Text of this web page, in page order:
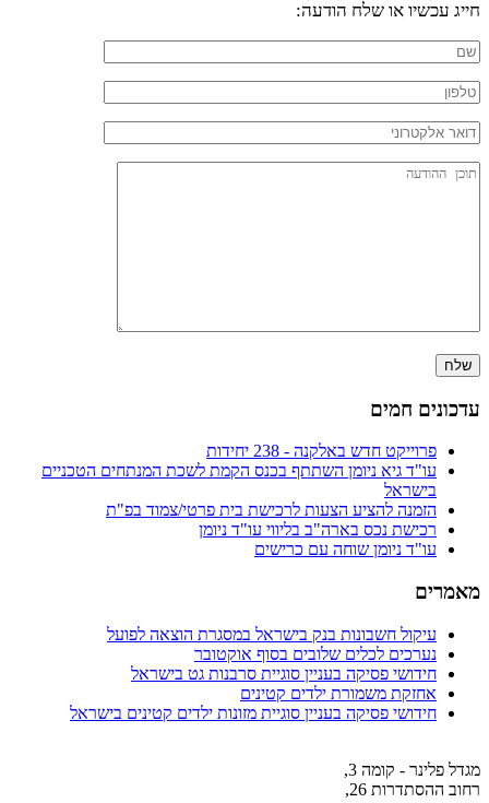
חייג עכשיו או שלח הודעה:
עדכונים חמים
פרוייקט חדש באלקנה - 238 יחידות
עו"ד גיא ניומן השתתף בכנס הקמת לשכת המנתחים הטכניים
בישראל
הזמנה להציע הצעות לרכישת בית פרטי/צמוד בפ"ת
רכישת נכס בארה"ב בליווי עו"ד ניומן
עו"ד ניומן שוחה עם כרישים
מאמרים
עיקול חשבונות בנק בישראל במסגרת הוצאה לפועל
נערכים לכלים שלובים בסוף אוקטובר
חידושי פסיקה בעניין סוגיית סרבנות גט בישראל
אחזקת משמורת ילדים קטינים
חידושי פסיקה בעניין סוגיית מזונות ילדים קטינים בישראל
מגדל פלינר - קומה 3,
רחוב ההסתדרות 26,